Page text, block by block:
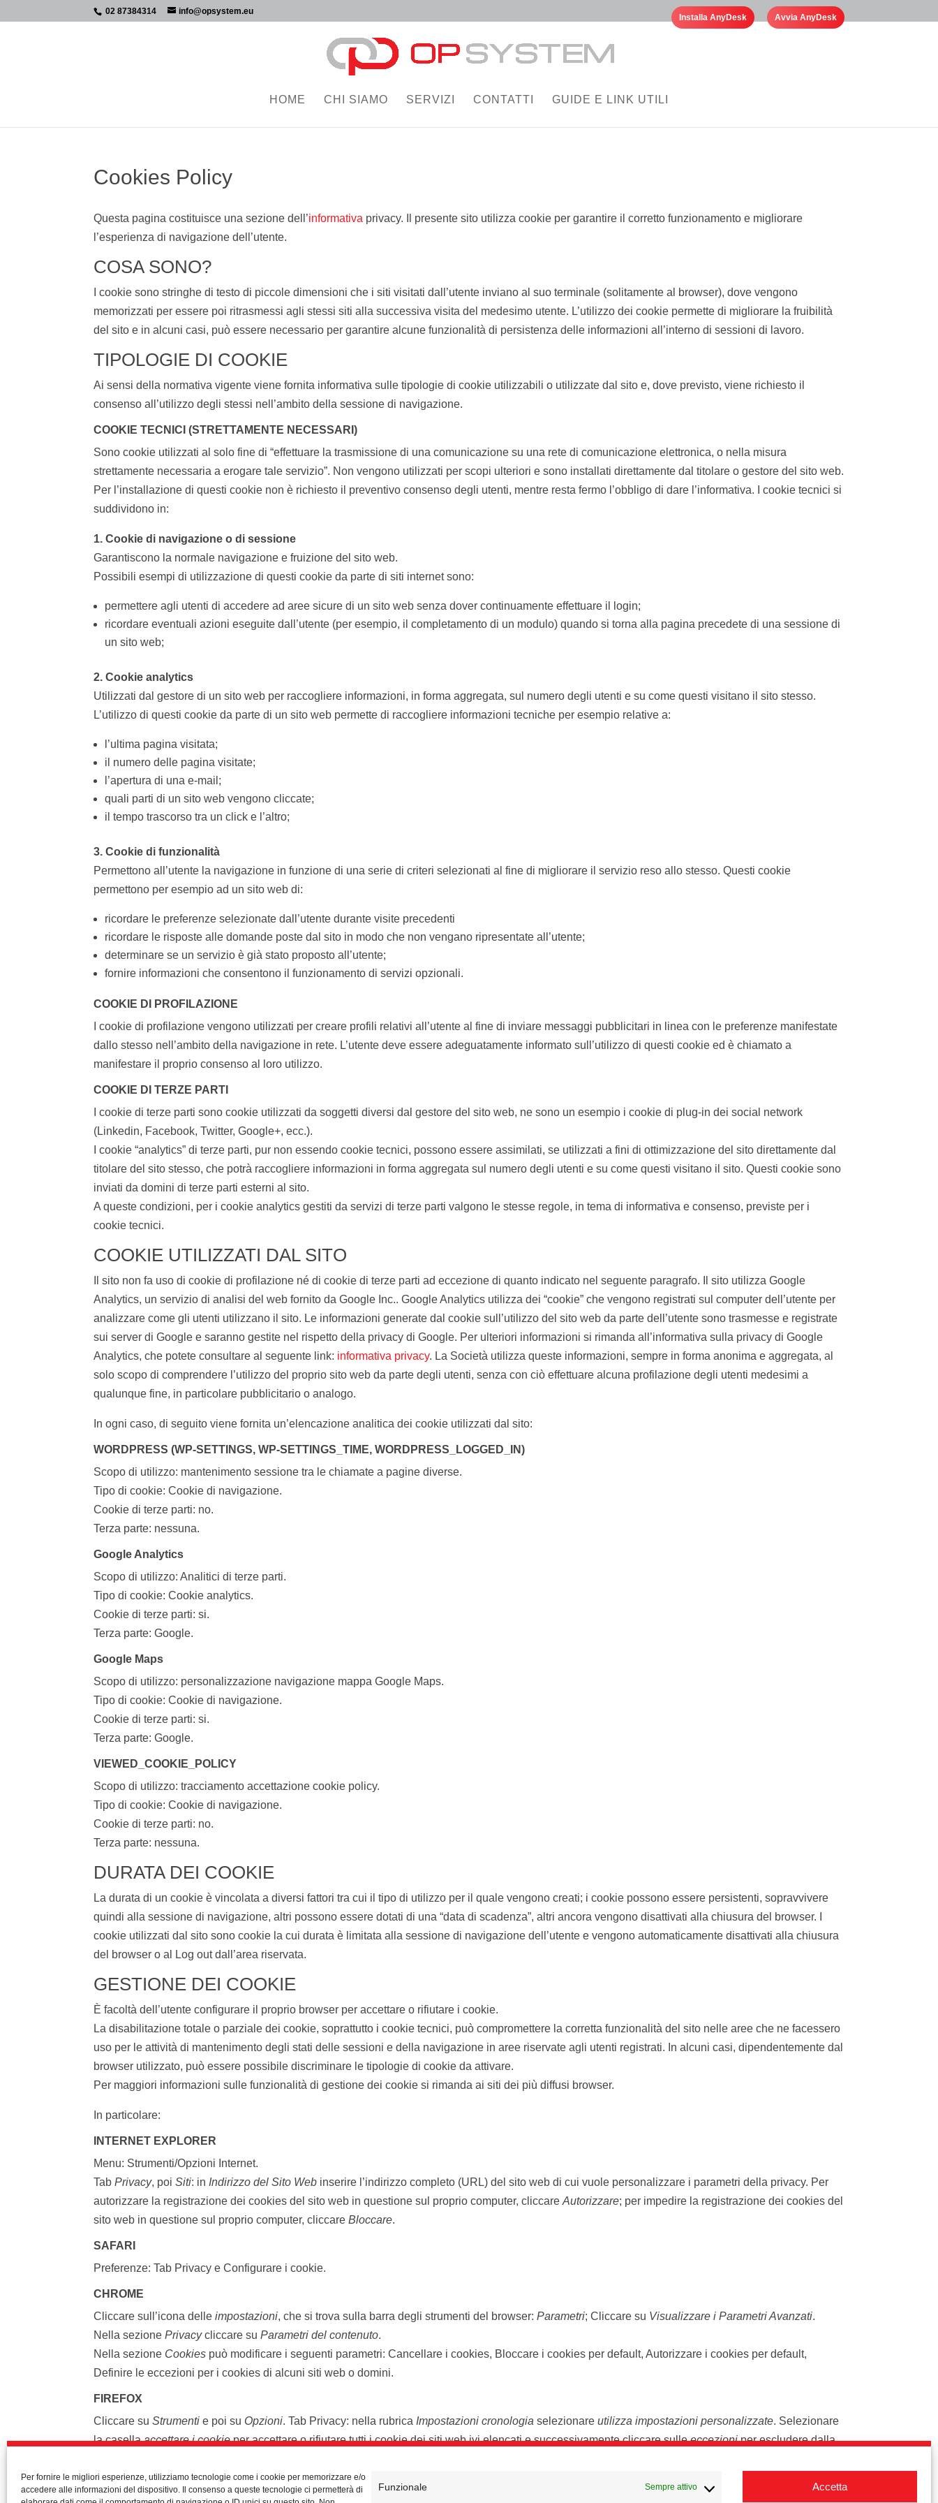
Per fornire le migliori esperienze, utilizziamo tecnologie come i cookie per memorizzare e/o
accedere alle informazioni del dispositivo. Il consenso a queste tecnologie ci permetterà di
Funzionale Sempre attivo Accetta
02 87384314 info@opsystem.eu
Installa AnyDesk Avvia AnyDesk
HOME CHI SIAMO SERVIZI CONTATTI GUIDE E LINK UTILI
Cookies Policy
Questa pagina costituisce una sezione dell’informativa privacy. Il presente sito utilizza cookie per garantire il corretto funzionamento e migliorare
l’esperienza di navigazione dell’utente.
COSA SONO?
I cookie sono stringhe di testo di piccole dimensioni che i siti visitati dall’utente inviano al suo terminale (solitamente al browser), dove vengono
memorizzati per essere poi ritrasmessi agli stessi siti alla successiva visita del medesimo utente. L’utilizzo dei cookie permette di migliorare la fruibilità
del sito e in alcuni casi, può essere necessario per garantire alcune funzionalità di persistenza delle informazioni all’interno di sessioni di lavoro.
TIPOLOGIE DI COOKIE
Ai sensi della normativa vigente viene fornita informativa sulle tipologie di cookie utilizzabili o utilizzate dal sito e, dove previsto, viene richiesto il
consenso all’utilizzo degli stessi nell’ambito della sessione di navigazione.
COOKIE TECNICI (STRETTAMENTE NECESSARI)
Sono cookie utilizzati al solo fine di “effettuare la trasmissione di una comunicazione su una rete di comunicazione elettronica, o nella misura
strettamente necessaria a erogare tale servizio”. Non vengono utilizzati per scopi ulteriori e sono installati direttamente dal titolare o gestore del sito web.
Per l’installazione di questi cookie non è richiesto il preventivo consenso degli utenti, mentre resta fermo l’obbligo di dare l’informativa. I cookie tecnici si
suddividono in:
1. Cookie di navigazione o di sessione
Garantiscono la normale navigazione e fruizione del sito web.
Possibili esempi di utilizzazione di questi cookie da parte di siti internet sono:
permettere agli utenti di accedere ad aree sicure di un sito web senza dover continuamente effettuare il login;
ricordare eventuali azioni eseguite dall’utente (per esempio, il completamento di un modulo) quando si torna alla pagina precedete di una sessione di
un sito web;
2. Cookie analytics
Utilizzati dal gestore di un sito web per raccogliere informazioni, in forma aggregata, sul numero degli utenti e su come questi visitano il sito stesso.
L’utilizzo di questi cookie da parte di un sito web permette di raccogliere informazioni tecniche per esempio relative a:
l’ultima pagina visitata;
il numero delle pagina visitate;
l’apertura di una e-mail;
quali parti di un sito web vengono cliccate;
il tempo trascorso tra un click e l’altro;
3. Cookie di funzionalità
Permettono all’utente la navigazione in funzione di una serie di criteri selezionati al fine di migliorare il servizio reso allo stesso. Questi cookie
permettono per esempio ad un sito web di:
ricordare le preferenze selezionate dall’utente durante visite precedenti
ricordare le risposte alle domande poste dal sito in modo che non vengano ripresentate all’utente;
determinare se un servizio è già stato proposto all’utente;
fornire informazioni che consentono il funzionamento di servizi opzionali.
COOKIE DI PROFILAZIONE
I cookie di profilazione vengono utilizzati per creare profili relativi all’utente al fine di inviare messaggi pubblicitari in linea con le preferenze manifestate
dallo stesso nell’ambito della navigazione in rete. L’utente deve essere adeguatamente informato sull’utilizzo di questi cookie ed è chiamato a
manifestare il proprio consenso al loro utilizzo.
COOKIE DI TERZE PARTI
I cookie di terze parti sono cookie utilizzati da soggetti diversi dal gestore del sito web, ne sono un esempio i cookie di plug-in dei social network
(Linkedin, Facebook, Twitter, Google+, ecc.).
I cookie “analytics” di terze parti, pur non essendo cookie tecnici, possono essere assimilati, se utilizzati a fini di ottimizzazione del sito direttamente dal
titolare del sito stesso, che potrà raccogliere informazioni in forma aggregata sul numero degli utenti e su come questi visitano il sito. Questi cookie sono
inviati da domini di terze parti esterni al sito.
A queste condizioni, per i cookie analytics gestiti da servizi di terze parti valgono le stesse regole, in tema di informativa e consenso, previste per i
cookie tecnici.
COOKIE UTILIZZATI DAL SITO
Il sito non fa uso di cookie di profilazione né di cookie di terze parti ad eccezione di quanto indicato nel seguente paragrafo. Il sito utilizza Google
Analytics, un servizio di analisi del web fornito da Google Inc.. Google Analytics utilizza dei “cookie” che vengono registrati sul computer dell’utente per
analizzare come gli utenti utilizzano il sito. Le informazioni generate dal cookie sull’utilizzo del sito web da parte dell’utente sono trasmesse e registrate
sui server di Google e saranno gestite nel rispetto della privacy di Google. Per ulteriori informazioni si rimanda all’informativa sulla privacy di Google
Analytics, che potete consultare al seguente link: informativa privacy. La Società utilizza queste informazioni, sempre in forma anonima e aggregata, al
solo scopo di comprendere l’utilizzo del proprio sito web da parte degli utenti, senza con ciò effettuare alcuna profilazione degli utenti medesimi a
qualunque fine, in particolare pubblicitario o analogo.
In ogni caso, di seguito viene fornita un’elencazione analitica dei cookie utilizzati dal sito:
WORDPRESS (WP-SETTINGS, WP-SETTINGS_TIME, WORDPRESS_LOGGED_IN)
Scopo di utilizzo: mantenimento sessione tra le chiamate a pagine diverse.
Tipo di cookie: Cookie di navigazione.
Cookie di terze parti: no.
Terza parte: nessuna.
Google Analytics
Scopo di utilizzo: Analitici di terze parti.
Tipo di cookie: Cookie analytics.
Cookie di terze parti: si.
Terza parte: Google.
Google Maps
Scopo di utilizzo: personalizzazione navigazione mappa Google Maps.
Tipo di cookie: Cookie di navigazione.
Cookie di terze parti: si.
Terza parte: Google.
VIEWED_COOKIE_POLICY
Scopo di utilizzo: tracciamento accettazione cookie policy.
Tipo di cookie: Cookie di navigazione.
Cookie di terze parti: no.
Terza parte: nessuna.
DURATA DEI COOKIE
La durata di un cookie è vincolata a diversi fattori tra cui il tipo di utilizzo per il quale vengono creati; i cookie possono essere persistenti, sopravvivere
quindi alla sessione di navigazione, altri possono essere dotati di una “data di scadenza”, altri ancora vengono disattivati alla chiusura del browser. I
cookie utilizzati dal sito sono cookie la cui durata è limitata alla sessione di navigazione dell’utente e vengono automaticamente disattivati alla chiusura
del browser o al Log out dall’area riservata.
GESTIONE DEI COOKIE
È facoltà dell’utente configurare il proprio browser per accettare o rifiutare i cookie.
La disabilitazione totale o parziale dei cookie, soprattutto i cookie tecnici, può compromettere la corretta funzionalità del sito nelle aree che ne facessero
uso per le attività di mantenimento degli stati delle sessioni e della navigazione in aree riservate agli utenti registrati. In alcuni casi, dipendentemente dal
browser utilizzato, può essere possibile discriminare le tipologie di cookie da attivare.
Per maggiori informazioni sulle funzionalità di gestione dei cookie si rimanda ai siti dei più diffusi browser.
In particolare:
INTERNET EXPLORER
Menu: Strumenti/Opzioni Internet.
TabPrivacy, poiSiti: in Indirizzo del Sito Web inserire l’indirizzo completo (URL) del sito web di cui vuole personalizzare i parametri della privacy. Per
autorizzare la registrazione dei cookies del sito web in questione sul proprio computer, cliccareAutorizzare; per impedire la registrazione dei cookies del
sito web in questione sul proprio computer, cliccareBloccare.
SAFARI
Preferenze: Tab Privacy e Configurare i cookie.
CHROME
Cliccare sull’icona delleimpostazioni, che si trova sulla barra degli strumenti del browser:Parametri; Cliccare su Visualizzare i Parametri Avanzati.
Nella sezionePrivacycliccare suParametri del contenuto.
Nella sezione Cookies può modificare i seguenti parametri: Cancellare i cookies, Bloccare i cookies per default, Autorizzare i cookies per default,
Definire le eccezioni per i cookies di alcuni siti web o domini.
FIREFOX
Cliccare suStrumenti e poi su Opzioni. Tab Privacy: nella rubrica Impostazioni cronologiaselezionareutilizza impostazioni personalizzate. Selezionare
la casellaaccettare i cookieper accettare o rifiutare tutti i cookie dei siti web ivi elencati e successivamente cliccare sulleeccezioniper escludere dalla
OPERA